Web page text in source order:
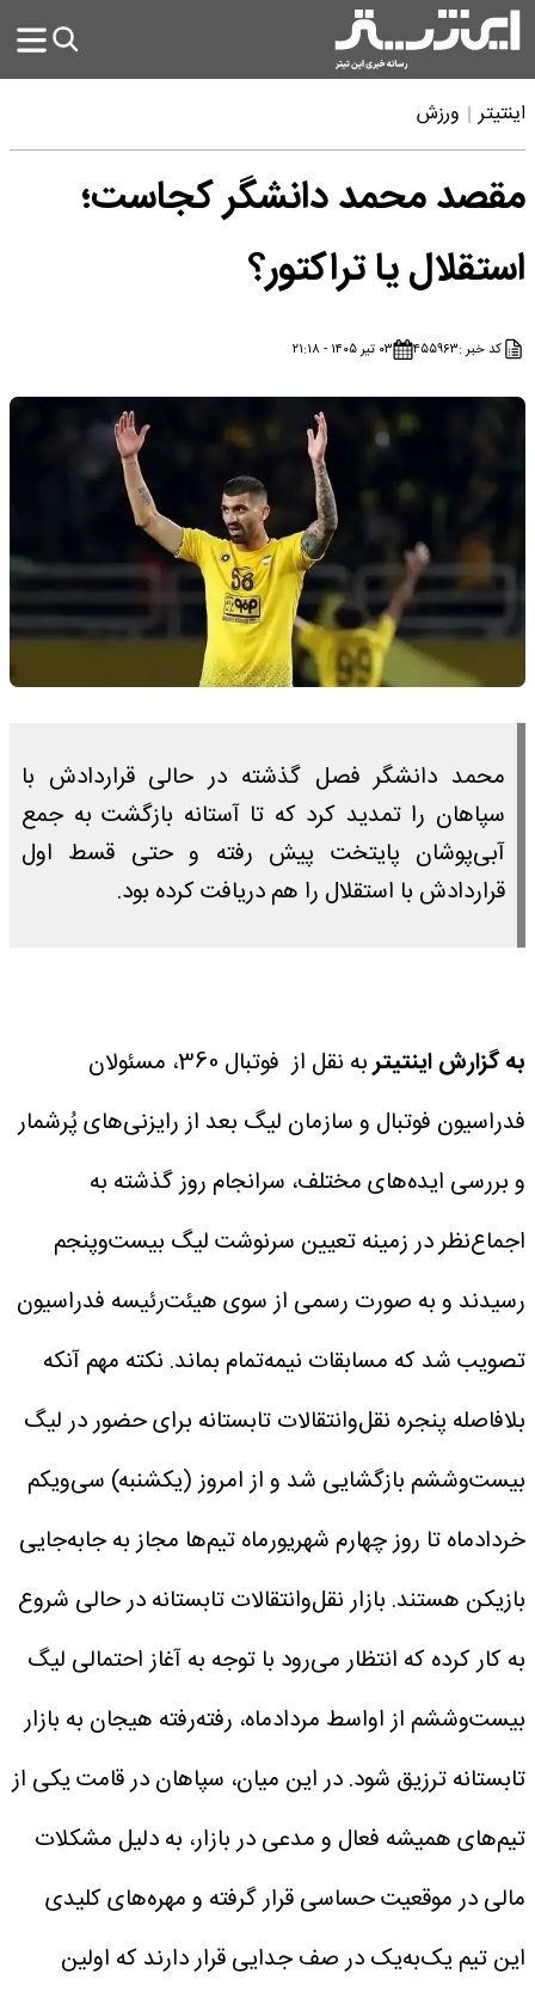
اینتیتر ورزش
مقصد محمد دانشگر کجاست؛
استقلال یا تراکتور؟
کد خبر :۴۵۵۹۶۳ ۰۳ تیر ۱۴۰۵ - ۲۱:۱۸
محمد دانشگر فصل گذشته در حالی قراردادش با
سپاهان را تمدید کرد که تا آستانه بازگشت به جمع
آبی‌پوشان پایتخت پیش رفته و حتی قسط اول
قراردادش با استقلال را هم دریافت کرده بود.
به گزارش اینتیتر
به نقل از فوتبال 360، مسئولان
فدراسیون فوتبال و سازمان لیگ بعد از رایزنی‌های پُرشمار
و بررسی ایده‌های مختلف، سرانجام روز گذشته به
اجماع‌نظر در زمینه تعیین سرنوشت لیگ بیست‌وپنجم
رسیدند و به صورت رسمی از سوی هیئت‌رئیسه فدراسیون
تصویب شد که مسابقات نیمه‌تمام بماند. نکته مهم آنکه
بلافاصله پنجره نقل‌وانتقالات تابستانه برای حضور در لیگ
بیست‌وششم بازگشایی شد و از امروز (یکشنبه) سی‌ویکم
خردادماه تا روز چهارم شهریورماه تیم‌ها مجاز به جابه‌جایی
بازیکن هستند. بازار نقل‌وانتقالات تابستانه در حالی شروع
به کار کرده که انتظار می‌رود با توجه به آغاز احتمالی لیگ
بیست‌وششم از اواسط مردادماه، رفته‌رفته هیجان به بازار
تابستانه ترزیق شود. در این میان، سپاهان در قامت یکی از
تیم‌های همیشه فعال و مدعی در بازار، به دلیل مشکلات
مالی در موقعیت حساسی قرار گرفته و مهره‌های کلیدی
این تیم یک‌به‌یک در صف جدایی قرار دارند که اولین